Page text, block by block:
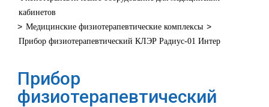
кабинетов
> Медицинские физиотерапевтические комплексы >
Прибор физиотерапевтический КЛЭР Радиус-01 Интер
Прибор
физиотерапевтический